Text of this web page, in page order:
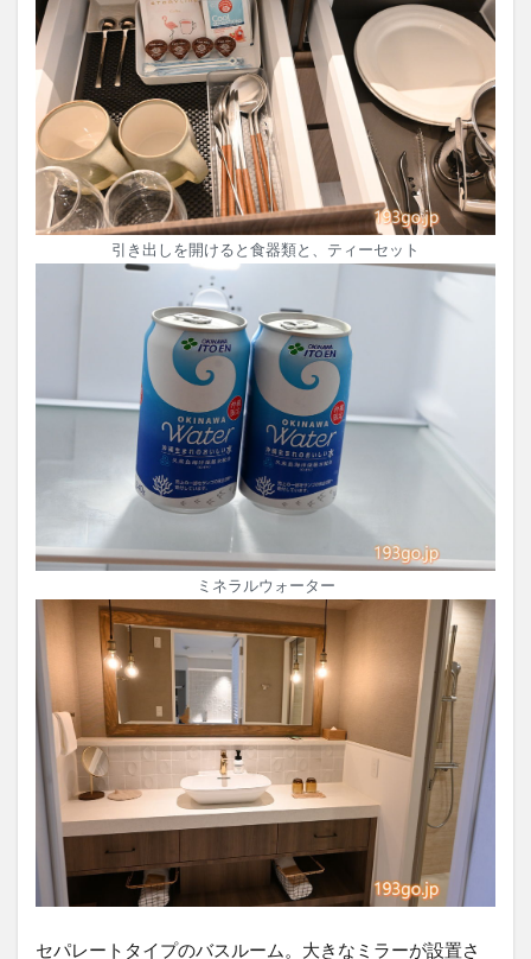
引き出しを開けると食器類と、ティーセット
ミネラルウォーター
セパレートタイプのバスルーム。大きなミラーが設置さ